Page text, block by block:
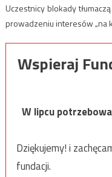
Uczestnicy blokady
prowadzeniu interesów „na
Wspieraj
W lipcu
Dziękujemy! i
fundacji.